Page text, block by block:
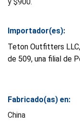
Importador(es):
Teton Outfitters
de 509, una filial de
Fabricado(as) en:
China